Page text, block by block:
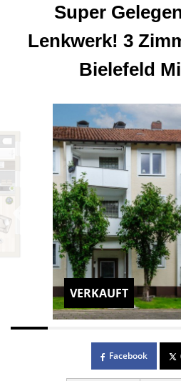
Super
Lenkwerk! 3
Bielefeld
VERKAUFT
Facebook